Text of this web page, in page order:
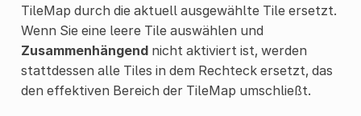
TileMap durch die aktuell ausgewählte Tile ersetzt.
Wenn Sie eine leere Tile auswählen und
Zusammenhängendnicht aktiviert ist, werden
stattdessen alle Tiles in dem Rechteck ersetzt, das
den effektiven Bereich der TileMap umschließt.